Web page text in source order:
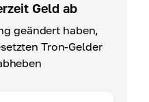
Geld ab
geändert haben,
Tron-Gelder